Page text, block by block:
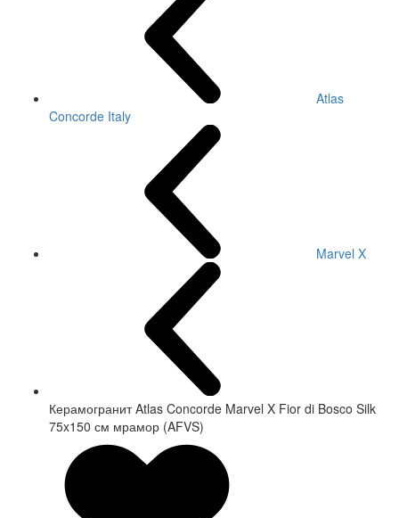
Atlas
Concorde Italy
Marvel X
Керамогранит Atlas Concorde Marvel X Fior di Bosco Silk
75x150 см мрамор (AFVS)